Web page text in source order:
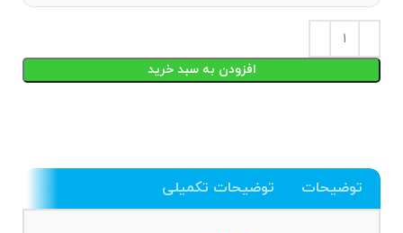
افزودن به سبد خرید
توضیحات توضیحات تکمیلی